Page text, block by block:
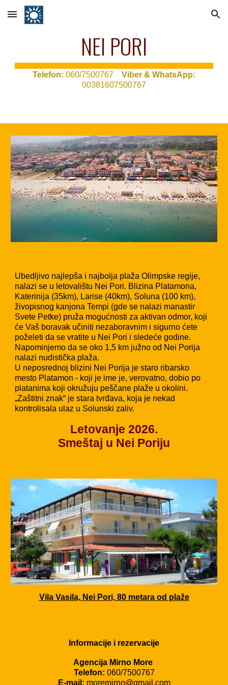
Skip to main content Skip to navigation
NEI PORI
Telefon: 060/7500767 Viber & WhatsApp:
00381607500767
Ubedljivo najlepša i najbolja plaža Olimpske regije,
nalazi se u letovalištu Nei Pori. Blizina Platamona,
Katerinija (35km), Larise (40km), Soluna (100 km),
živopisnog kanjona Tempi (gde se nalazi manastir
Svete Petke) pruža mogućnosti za aktivan odmor, koji
će Vaš boravak učiniti nezaboravnim i sigurno ćete
poželeti da se vratite u Nei Pori i sledeće godine.
Napominjemo da se oko 1,5 km južno od Nei Porija
nalazi nudistička plaža.
U neposrednoj blizini Nei Porija je staro ribarsko
mesto Platamon - koji je ime je, verovatno, dobio po
platanima koji okružuju peščane plaže u okolini.
„Zaštitni znak“ je stara tvrđava, koja je nekad
kontrolisala ulaz u Solunski zaliv.
Letovanje 2026.
Smeštaj u Nei Poriju
Vila Vasila, Nei Pori, 80 metara od plaže
Informacije i rezervacije
Agencija Mirno More
Telefon: 060/7500767
E-mail: moremirno@gmail.com